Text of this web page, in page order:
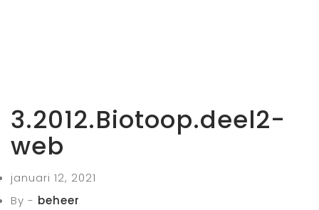
3.2012.Biotoop.deel2-
web
januari 12, 2021
By - beheer